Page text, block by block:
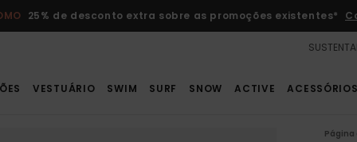
25% de desconto extra sobre as promoções existentes*
VESTUÁRIO SWIM SURF SNOW ACTIVE ACESSÓRIOS
Página